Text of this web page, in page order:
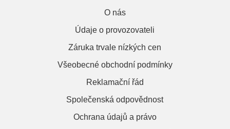
O nás
Údaje o provozovateli
Záruka trvale nízkých cen
Všeobecné obchodní podmínky
Reklamační řád
Společenská odpovědnost
Ochrana údajů a právo